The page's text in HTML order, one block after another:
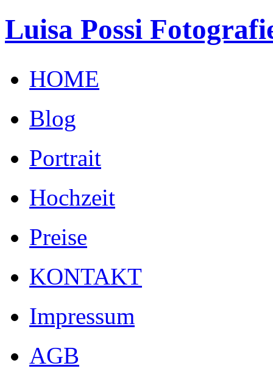
Luisa Possi
HOME
Blog
Portrait
Hochzeit
Preise
KONTAKT
Impressum
AGB